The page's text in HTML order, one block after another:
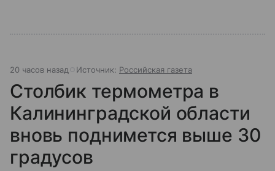
20 часов назад Источник: Российская газета
Столбик термометра в
Калининградской области
вновь поднимется выше 30
градусов